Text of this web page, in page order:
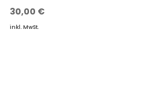
30,00 €
inkl. MwSt.